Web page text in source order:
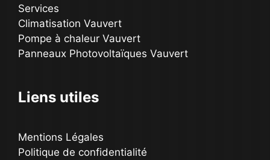
Services
Climatisation Vauvert
Pompe à chaleur Vauvert
Panneaux Photovoltaïques Vauvert
Liens utiles
Mentions Légales
Politique de confidentialité